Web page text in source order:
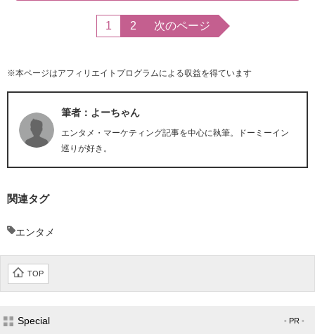
1 2 次のページ
※本ページはアフィリエイトプログラムによる収益を得ています
筆者：よーちゃん
エンタメ・マーケティング記事を中心に執筆。ドーミーイン
巡りが好き。
関連タグ
エンタメ
TOP
Special - PR -